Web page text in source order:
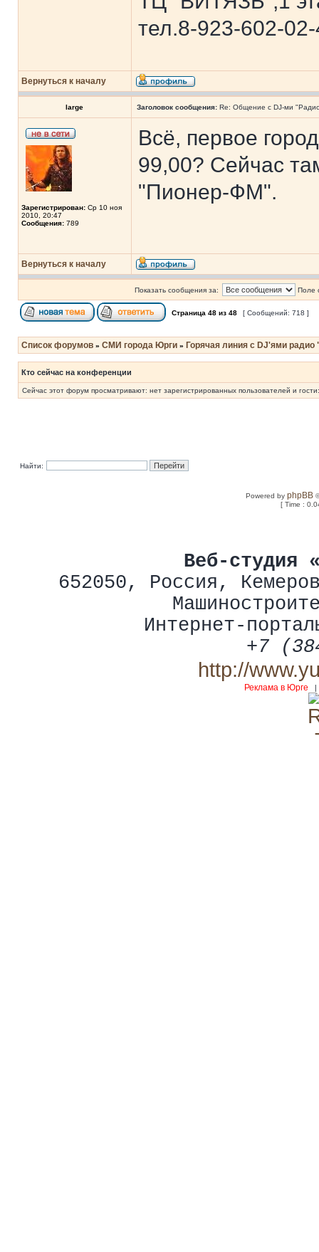
тел.8-923-602-
Вернуться к началу
large Заголовок сообщения: Re: Общение с DJ-ми
Зарегистрирован: Ср 10 ноя
2010, 20:47
Сообщения: 789
Всё, первое
99,00? Сейчас
"Пионер-ФМ".
Вернуться к началу
Показать сообщения за: Поле
Страница 48 из 48 [ Сообщений: 718 ]
Список форумов » СМИ города Юрги » Горячая линия с DJ'ями радио
Кто сейчас на конференции
Сейчас этот форум просматривают: нет зарегистрированных пользователей и
Найти:
Powered byphpBB
[ Time :
Веб-студия
652050, Россия ,
Интернет-
+7
http://
Реклама в Юрге